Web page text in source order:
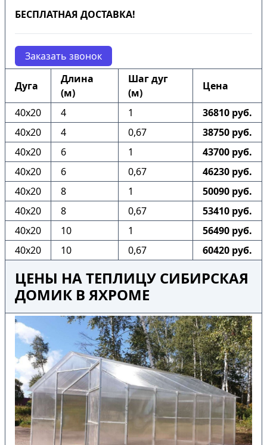
БЕСПЛАТНАЯ ДОСТАВКА!
Заказать звонок
Дуга
Длина
(м)
Шаг дуг
(м)
Цена
40х20 4 1
36810 руб.
40х20
4 0,67
38750 руб.
40х20
6 1
43700 руб.
40х20
6 0,67
46230 руб.
40х20
8 1
50090 руб.
40х20
8 0,67
53410 руб.
40х20
10 1
56490 руб.
40х20
10 0,67 60420 руб.
ЦЕНЫ НА ТЕПЛИЦУ СИБИРСКАЯ
ДОМИК В ЯХРОМЕ